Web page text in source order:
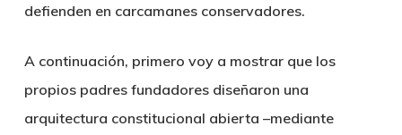
defienden en carcamanes conservadores.
A continuación, primero voy a mostrar que los
propios padres fundadores diseñaron una
arquitectura constitucional abierta –mediante